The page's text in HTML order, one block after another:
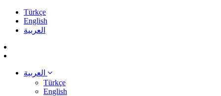
Türkçe
English
العربية
Türkçe
English